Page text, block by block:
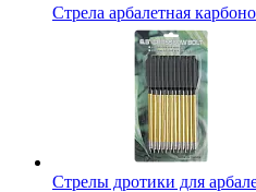
Стрела арбалетная
Стрелы дротики для